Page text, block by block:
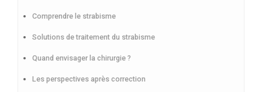
Comprendre le strabisme
Solutions de traitement du strabisme
Quand envisager la chirurgie ?
Les perspectives après correction